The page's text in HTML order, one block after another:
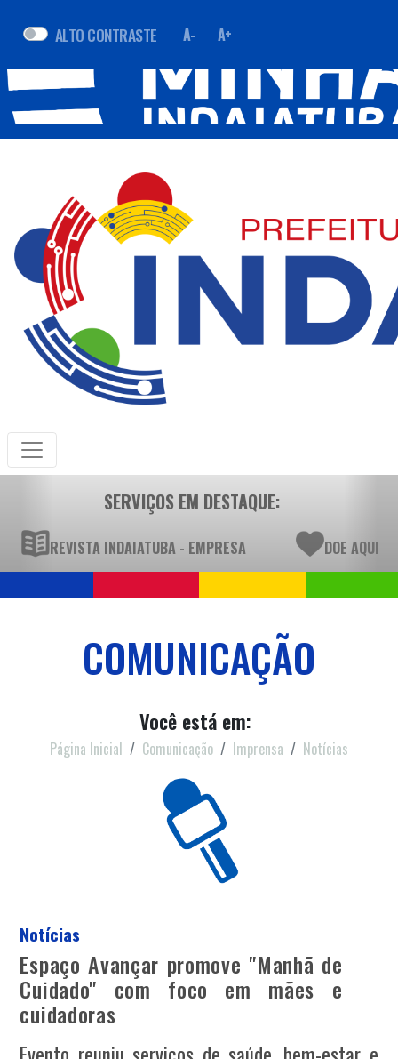
ALTO CONTRASTE A- A+
SERVIÇOS EM DESTAQUE:
REVISTA INDAIATUBA - EMPRESA DOE AQUI
COMUNICAÇÃO
Você está em:
Página Inicial Comunicação Imprensa Notícias
Notícias
Espaço Avançar promove "Manhã de
Cuidado" com foco em mães e
cuidadoras